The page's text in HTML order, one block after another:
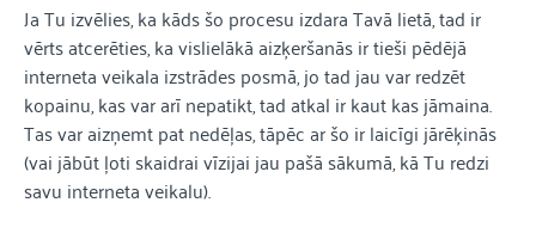
Ja Tu izvēlies, ka kāds šo procesu izdara Tavā lietā, tad ir
vērts atcerēties, ka vislielākā aizķeršanās ir tieši pēdējā
interneta veikala izstrādes posmā, jo tad jau var redzēt
kopainu, kas var arī nepatikt, tad atkal ir kaut kas jāmaina.
Tas var aizņemt pat nedēļas, tāpēc ar šo ir laicīgi jārēķinās
(vai jābūt ļoti skaidrai vīzijai jau pašā sākumā, kā Tu redzi
savu interneta veikalu).